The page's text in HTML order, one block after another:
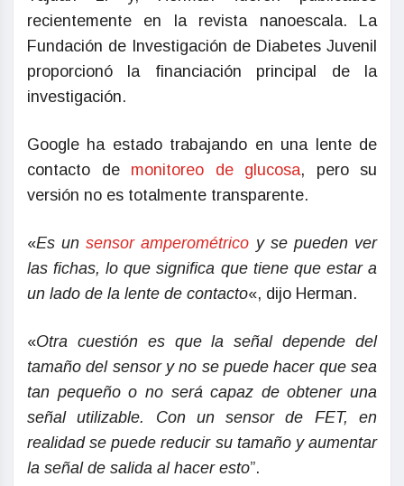
recientemente en la revista nanoescala. La
Fundación de Investigación de Diabetes Juvenil
proporcionó la financiación principal de la
investigación.
Google ha estado trabajando en una lente de
contacto de monitoreo de glucosa, pero su
versión no es totalmente transparente.
«Es unsensor amperométrico y se pueden ver
las fichas, lo que significa que tiene que estar a
un lado de la lente de contacto«, dijo Herman.
«Otra cuestión es que la señal depende del
tamaño del sensor y no se puede hacer que sea
tan pequeño o no será capaz de obtener una
señal utilizable. Con un sensor de FET, en
realidad se puede reducir su tamaño y aumentar
la señal de salida al hacer esto”.